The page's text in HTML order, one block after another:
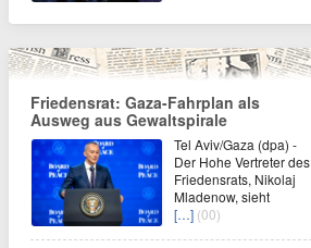
Friedensrat: Gaza-Fahrplan als
Ausweg aus Gewaltspirale
Tel Aviv/Gaza (dpa) -
Der Hohe Vertreter des
Friedensrats, Nikolaj
Mladenow, sieht
[…] (00)